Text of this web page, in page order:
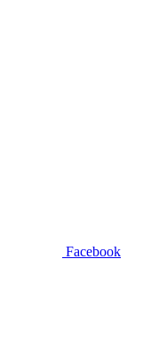
Facebook